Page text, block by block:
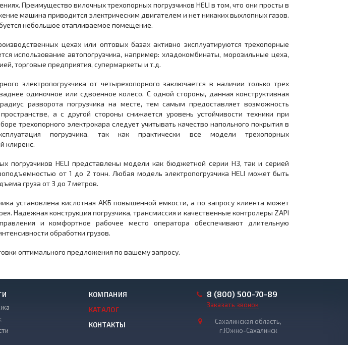
Преимущество вилочных трехопорных погрузчиков HELI в том, что они просты в
машина приводится электрическим двигателем и нет никаких выхлопных газов.
небольшое отапливаемое помещение.
цехах или оптовых базах активно эксплуатируются трехопорные
использование автопогрузчика, например: хладокомбинаты, морозильные цеха,
торговые предприятия, супермаркеты и т.д.
электропогрузчика от четырехопорного заключается в наличии только трех
одиночное или сдвоенное колесо, С одной стороны, данная конструктивная
разворота погрузчика на месте, тем самым предоставляет возможность
а с другой стороны снижается уровень устойчивости техники при
трехопорного электрокара следует учитывать качество напольного покрытия в
погрузчика, так как практически все модели трехопорных
клиренс.
погрузчиков HELI представлены модели как бюджетной серии Н3, так и серией
от 1 до 2 тонн. Любая модель электропогрузчика HELI может быть
груза от 3 до 7 метров.
установлена кислотная АКБ повышенной емкости, а по запросу клиента может
Надежная конструкция погрузчика, трансмиссия и качественные контролеры ZAPI
и комфортное рабочее место оператора обеспечивают длительную
обработки грузов.
оптимального предложения по вашему запросу.
КОМПАНИЯ
КАТАЛОГ
КОНТАКТЫ
8 (800) 500-70-89
Заказать звонок
Сахалинская область,
г.Южно-Сахалинск